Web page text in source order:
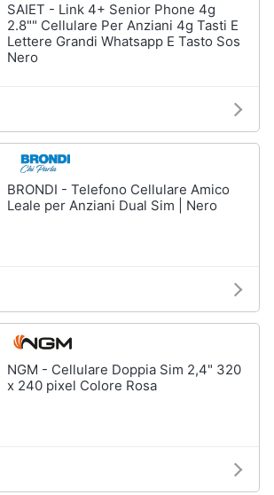
SAIET - Link 4+ Senior Phone 4g
2.8"" Cellulare Per Anziani 4g Tasti E
Lettere Grandi Whatsapp E Tasto Sos
Nero
BRONDI - Telefono Cellulare Amico
Leale per Anziani Dual Sim | Nero
NGM - Cellulare Doppia Sim 2,4" 320
x 240 pixel Colore Rosa